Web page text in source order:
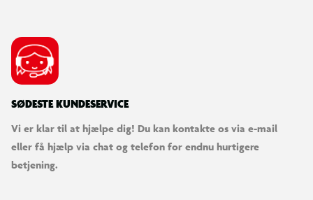
SØDESTE KUNDESERVICE
Vi er klar til at hjælpe dig! Du kan kontakte os via e-mail
eller få hjælp via chat og telefon for endnu hurtigere
betjening.